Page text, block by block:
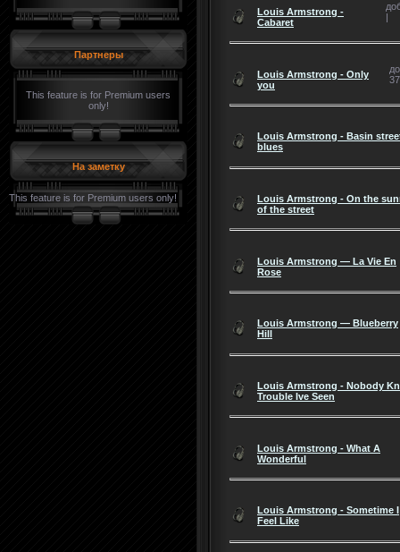
Партнеры
This feature is for Premium users
only!
На заметку
This feature is for Premium users only!
Louis Armstrong -
Cabaret
|
Louis Armstrong - Only
you
Louis Armstrong - Basin
blues
Louis Armstrong - On the
of the street
Louis Armstrong — La Vie En
Rose
Louis Armstrong — Blueberry
Hill
Louis Armstrong - Nobody
Trouble Ive Seen
Louis Armstrong - What A
Wonderful
Louis Armstrong - Sometime I
Feel Like